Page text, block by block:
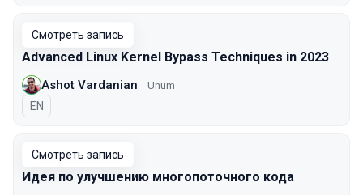
Смотреть запись
Advanced Linux Kernel Bypass Techniques in 2023
Ashot Vardanian Unum
На английском языке
EN
Смотреть запись
Идея по улучшению многопоточного кода